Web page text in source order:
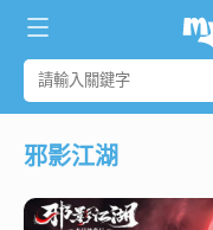
邪影江湖